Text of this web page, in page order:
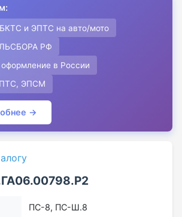
и ЭПТС на авто/мото
РФ
в России
ЭПСМ
→
ПС-8, ПС-Ш.8